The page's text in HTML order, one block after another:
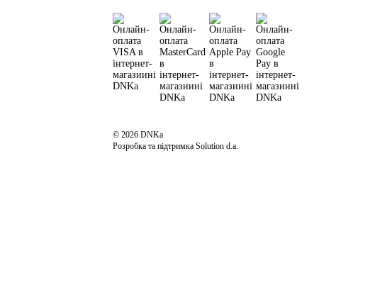
© 2026 DNKa
Розробка та підтримка Solution d.a.